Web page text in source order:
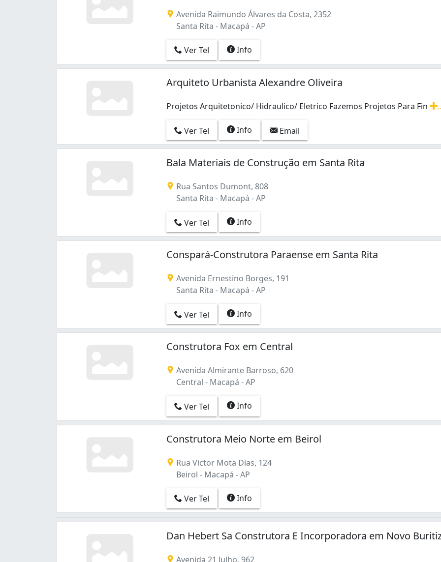
Avenida Raimundo Álvares da Costa, 2352
Santa Rita - Macapá - AP
Ver Tel Info
Arquiteto Urbanista Alexandre Oliveira
Projetos Arquitetonico/ Hidraulico/ Eletrico Fazemos Projetos Para Fin
Ver Tel
Info Email
Bala Materiais de Construção em Santa Rita
Rua Santos Dumont, 808
Santa Rita - Macapá - AP
Ver Tel Info
Conspará-Construtora Paraense em Santa Rita
Avenida Ernestino Borges, 191
Santa Rita - Macapá - AP
Ver Tel Info
Construtora Fox em Central
Avenida Almirante Barroso, 620
Central - Macapá - AP
Ver Tel Info
Construtora Meio Norte em Beirol
Rua Victor Mota Dias, 124
Beirol - Macapá - AP
Ver Tel Info
Dan Hebert Sa Construtora E Incorporadora em Novo
Avenida 21 Julho, 962